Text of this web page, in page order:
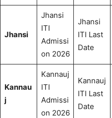
Jhansi
Jhansi
ITI
Admissi
on 2026
Jhansi
ITI Last
Date
Kannau
j
Kannauj
ITI
Admissi
on 2026
Kannauj
ITI Last
Date